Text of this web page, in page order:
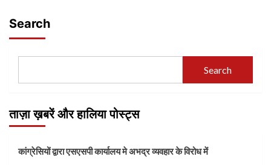
Search
Search
ताज़ा ख़बरें और हालिया पोस्ट्स
कांग्रेसियों द्वारा एसएसपी कार्यालय मे अभद्र व्यवहार के विरोध में